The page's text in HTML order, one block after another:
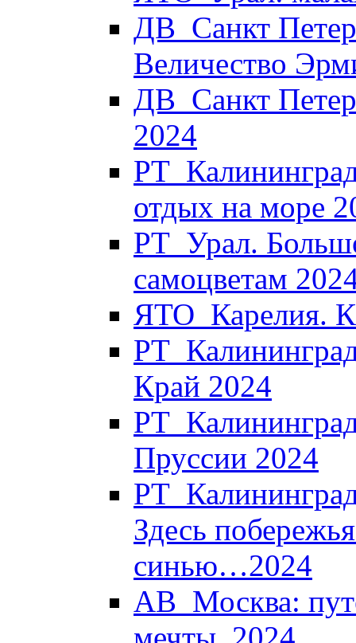
ДВ_Санкт
Величество
ДВ_Санкт
2024
отдых на море
РТ_Урал.
самоцветам
ЯТО_Карелия.
Край 2024
Пруссии 2024
Здесь
синью…2024
АВ_Москва: